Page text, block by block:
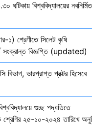
ঘটিকায় বিশ্ববিদ্যালয়ের নবনির্মিত
১) শ্রেণীতে সিলেট কৃষি
সংক্রান্ত বিজ্ঞপ্তি (updated)
ভারপ্রাপ্ত প্রক্টর হিসেবে
গুচ্ছ পদ্ধতিতে
শ্রেণির ২৫-১০-২০২৪ তারিখে